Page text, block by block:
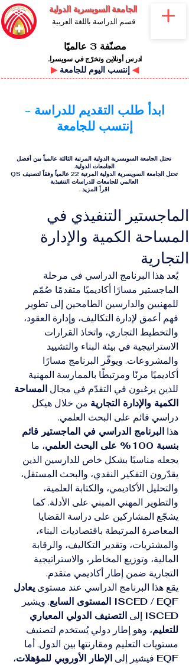
الجامعة السويسرية الدولية
قسم الدراسة باللغة العربية
مصنّفة 3 عالميًا
ادرس أونلاين وتخرّج في سويسرا.
▶ ◀
ابدأ طلب التقديم للدراسة -
إنتسب للجامعة
تحتل الجامعة السويسرية الدولية المرتبة الثالثة عالمياً بين أفضل
الجامعات الدولية.
تحتل الجامعة السويسرية الدولية المرتبة 22 عالمياً وفقاً لتصنيف QS
العالمي للجامعات للدراسات التنفيذية
اقرأ المزيد .
الماجستير التنفيذي في
المساحة الكمية والإدارة
التجارية
يُعد هذا البرنامج الدراسي في مرحلة
الماجستير مسارًا أكاديميًا متقدمًا صُمّم
للمهنيين والدارسين الطامحين إلى تطوير
فهم أعمق لإدارة التكاليف، وإدارة العقود،
والتخطيط التجاري، واتخاذ القرارات
الاستراتيجية في بيئة البناء والتشييد
والمشروعات. ويوفّر البرنامج مسارًا
أكاديميًا مرنًا ومرتبطًا بالممارسة المهنية
للذين يرغبون في التقدّم في مجال المساحة
الكمية والإدارة التجارية من خلال هيكل
دراسي قائم على البحث العلمي.
هذا البرنامج الدراسي في الماجستير قائم
بنسبة 100% على البحث العلمي
، ما
يجعله مناسبًا بشكل خاص للدارسين الذين
يقدّرون التفكير النقدي، والبحث المستقل،
والتحليل الأكاديمي، والكتابة العلمية،
والتطوير المهني المبني على الأدلة. كما
يشجّع المشاركين على دراسة القضايا
المعاصرة المرتبطة باقتصاديات البناء،
والمشتريات، وتقدير التكاليف، والرقابة
المالية، وتوزيع المخاطر، والاستراتيجية
التجارية ضمن إطار أكاديمي متقدم.
يقع هذا البرنامج الدراسي عند مستوى يعادل
ISCED / EQF المستوى السابع
. ويشير
ISCED إلى التصنيف الدولي المعياري
للتعليم، وهو إطار دولي يُستخدم لتصنيف
مستويات التعليم ومقارنتها بين الدول. أما
EQF فيشير إلى الإطار الأوروبي للمؤهلات،